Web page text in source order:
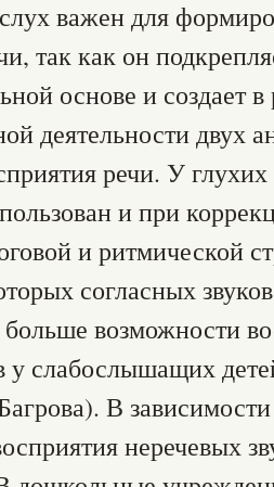
важен для
так как он
основе и создает в
деятельности двух
речи. У глухих
и при
и ритмической
согласных
больше возможности
у слабослышащих
В зависимости
неречевых